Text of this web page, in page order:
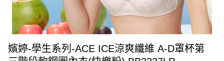
嬪婷-學生系列-ACE ICE涼爽纖維 A-D罩杯第